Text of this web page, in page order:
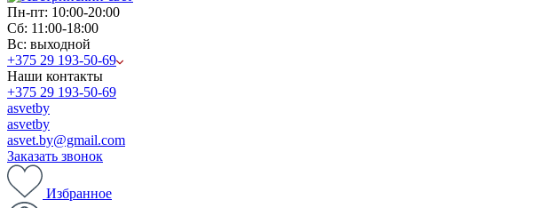
Пн-пт: 10:00-20:00
Сб: 11:00-18:00
Вс: выходной
+375 29 193-50-69
Наши контакты
+375 29 193-50-69
asvetby
asvetby
asvet.by@gmail.com
Заказать звонок
Избранное